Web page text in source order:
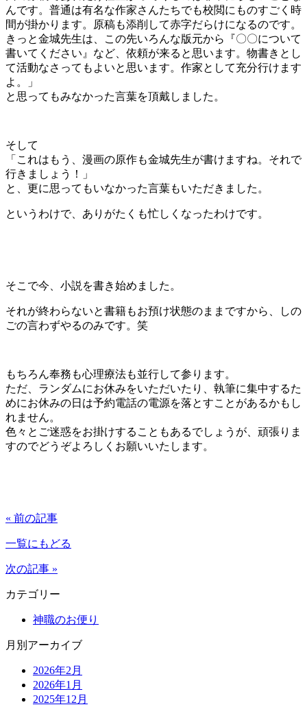
んです。普通は有名な作家さんたちでも校閲にものすごく時
間が掛かります。原稿も添削して赤字だらけになるのです。
きっと金城先生は、この先いろんな版元から『〇〇について
書いてください』など、依頼が来ると思います。物書きとし
て活動なさってもよいと思います。作家として充分行けます
よ。」
と思ってもみなかった言葉を頂戴しました。
そして
「これはもう、漫画の原作も金城先生が書けますね。それで
行きましょう！」
と、更に思ってもいなかった言葉もいただきました。
というわけで、ありがたくも忙しくなったわけです。
そこで今、小説を書き始めました。
それが終わらないと書籍もお預け状態のままですから、しの
ごの言わずやるのみです。笑
もちろん奉務も心理療法も並行して参ります。
ただ、ランダムにお休みをいただいたり、執筆に集中するた
めにお休みの日は予約電話の電源を落とすことがあるかもし
れません。
色々とご迷惑をお掛けすることもあるでしょうが、頑張りま
すのでどうぞよろしくお願いいたします。
« 前の記事
一覧にもどる
次の記事 »
カテゴリー
神職のお便り
月別アーカイブ
2026年2月
2026年1月
2025年12月